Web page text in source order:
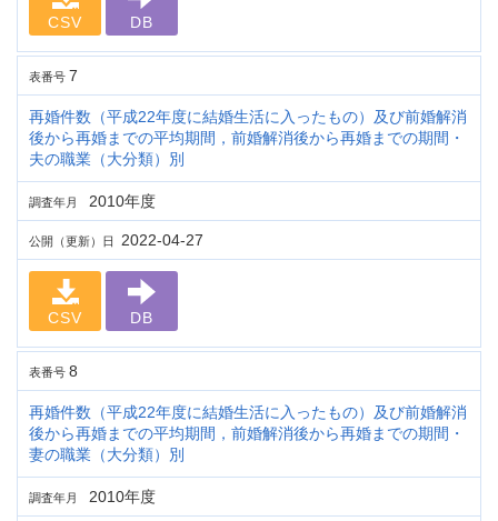
CSV DB
表番号 7
再婚件数（平成22年度に結婚生活に入ったもの）及び前婚解消
後から再婚までの平均期間，前婚解消後から再婚までの期間・
夫の職業（大分類）別
調査年月 2010年度
公開（更新）日 2022-04-27
CSV DB
表番号 8
再婚件数（平成22年度に結婚生活に入ったもの）及び前婚解消
後から再婚までの平均期間，前婚解消後から再婚までの期間・
妻の職業（大分類）別
調査年月 2010年度